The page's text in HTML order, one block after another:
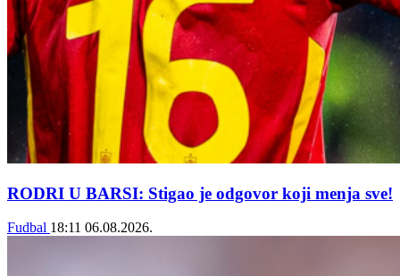
RODRI U BARSI: Stigao je odgovor koji menja sve!
Fudbal 18:11 06.08.2026.